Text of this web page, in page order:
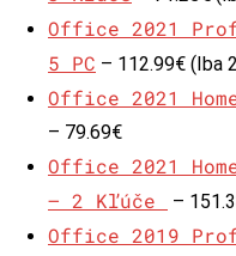
Office 2021
5 PC – 112.99€ (Iba
Office 2021
– 79.69€
Office 2021
– 2 Kľúče
–
Office 2019